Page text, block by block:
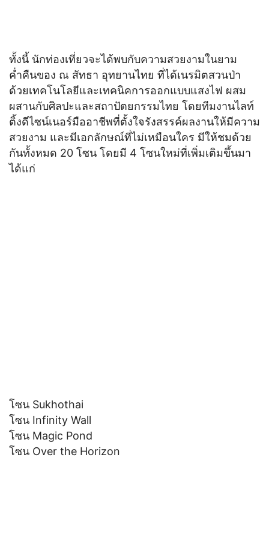
ทั้งนี้ นักท่องเที่ยวจะได้พบกับความสวยงามในยาม
ค่ำคืนของ ณ สัทธา อุทยานไทย ที่ได้เนรมิตสวนป่า
ด้วยเทคโนโลยีและเทคนิคการออกแบบแสงไฟ ผสม
ผสานกับศิลปะและสถาปัตยกรรมไทย โดยทีมงานไลท์
ติ้งดีไซน์เนอร์มืออาชีพที่ตั้งใจรังสรรค์ผลงานให้มีความ
สวยงาม และมีเอกลักษณ์ที่ไม่เหมือนใคร มีให้ชมด้วย
กันทั้งหมด 20 โซน โดยมี 4 โซนใหม่ที่เพิ่มเติมขึ้นมา
ได้แก่
โซน Sukhothai
โซน Infinity Wall
โซน Magic Pond
โซน Over the Horizon